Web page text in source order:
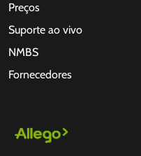
Preços
Suporte ao vivo
NMBS
Fornecedores